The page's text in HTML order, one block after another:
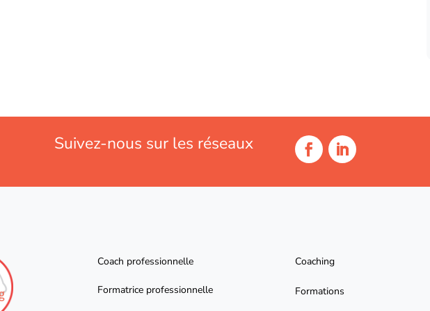
Suivez-nous sur les réseaux
Coach professionnelle
Formatrice professionnelle
Coaching
Formations